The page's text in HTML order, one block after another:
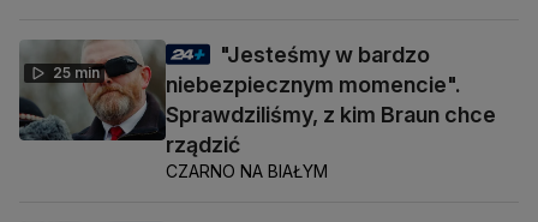
25 min
"Jesteśmy w bardzo
niebezpiecznym momencie".
Sprawdziliśmy, z kim Braun chce
rządzić
CZARNO NA BIAŁYM